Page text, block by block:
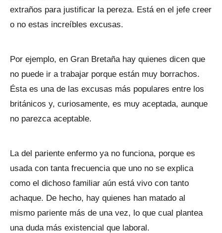
extraños para justificar la pereza. Está en el jefe creer
o no estas increíbles excusas.
Por ejemplo, en Gran Bretaña hay quienes dicen que
no puede ir a trabajar porque están muy borrachos.
Ésta es una de las excusas más populares entre los
británicos y, curiosamente, es muy aceptada, aunque
no parezca aceptable.
La del pariente enfermo ya no funciona, porque es
usada con tanta frecuencia que uno no se explica
como el dichoso familiar aún está vivo con tanto
achaque. De hecho, hay quienes han matado al
mismo pariente más de una vez, lo que cual plantea
una duda más existencial que laboral.